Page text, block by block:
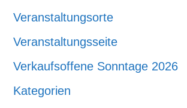
Veranstaltungsorte
Veranstaltungsseite
Verkaufsoffene Sonntage 2026
Kategorien